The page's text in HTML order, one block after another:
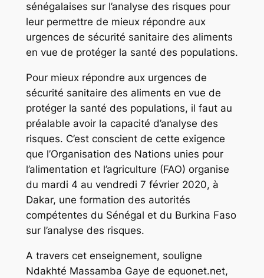
sénégalaises sur l’analyse des risques pour
leur permettre de mieux répondre aux
urgences de sécurité sanitaire des aliments
en vue de protéger la santé des populations.
Pour mieux répondre aux urgences de
sécurité sanitaire des aliments en vue de
protéger la santé des populations, il faut au
préalable avoir la capacité d’analyse des
risques. C’est conscient de cette exigence
que l’Organisation des Nations unies pour
l’alimentation et l’agriculture (FAO) organise
du mardi 4 au vendredi 7 février 2020, à
Dakar, une formation des autorités
compétentes du Sénégal et du Burkina Faso
sur l’analyse des risques.
A travers cet enseignement, souligne
Ndakhté Massamba Gaye de equonet.net,